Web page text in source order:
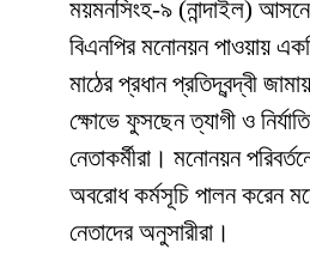
ময়মনসিংহ-৯ (নান্দাইল)
বিএনপির মনোনয়ন পাওয়ায়
মাঠের প্রধান প্রতিদ্বন্দ্বী
ক্ষোভে ফুসছেন ত্যাগী ও
নেতাকর্মীরা। মনোনয়ন
অবরোধ কর্মসূচি পালন করেন
নেতাদের অনুসারীরা।